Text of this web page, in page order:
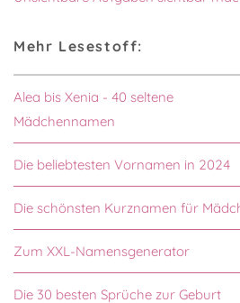
Mehr Lesestoff:
Alea bis Xenia - 40 seltene
Mädchennamen
Die beliebtesten Vornamen in 2024
Die schönsten Kurznamen für
Zum XXL-Namensgenerator
Die 30 besten Sprüche zur Geburt